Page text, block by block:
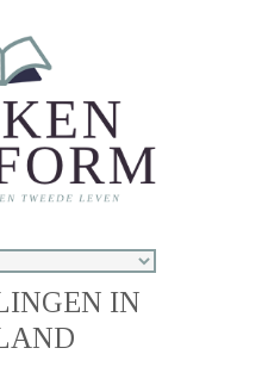
IN